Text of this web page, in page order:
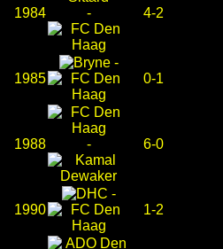
1984 - 4-2
1985
-
0-1
1988 - 6-0
1990
-
1-2